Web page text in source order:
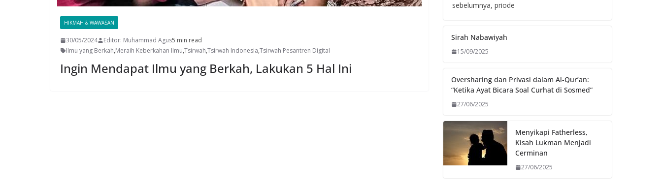
HIKMAH & WAWASAN
30/05/2024 Editor: Muhammad Agus5 min read
Ilmu yang Berkah,Meraih Keberkahan Ilmu,Tsirwah,Tsirwah Indonesia,Tsirwah Pesantren Digital
Ingin Mendapat Ilmu yang Berkah, Lakukan 5 Hal Ini
sebelumnya, priode
Sirah Nabawiyah
15/09/2025
Oversharing dan Privasi dalam Al-Qur’an:
“Ketika Ayat Bicara Soal Curhat di Sosmed”
27/06/2025
Menyikapi Fatherless,
Kisah Lukman Menjadi
Cerminan
27/06/2025